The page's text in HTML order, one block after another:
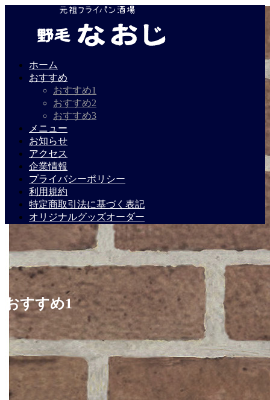
ホーム
おすすめ
おすすめ1
おすすめ2
おすすめ3
メニュー
お知らせ
アクセス
企業情報
プライバシーポリシー
利用規約
特定商取引法に基づく表記
オリジナルグッズオーダー
おすすめ1